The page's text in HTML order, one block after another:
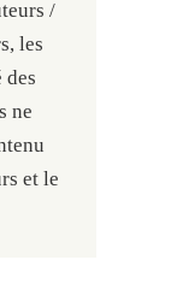
/
les
des
ne
et le